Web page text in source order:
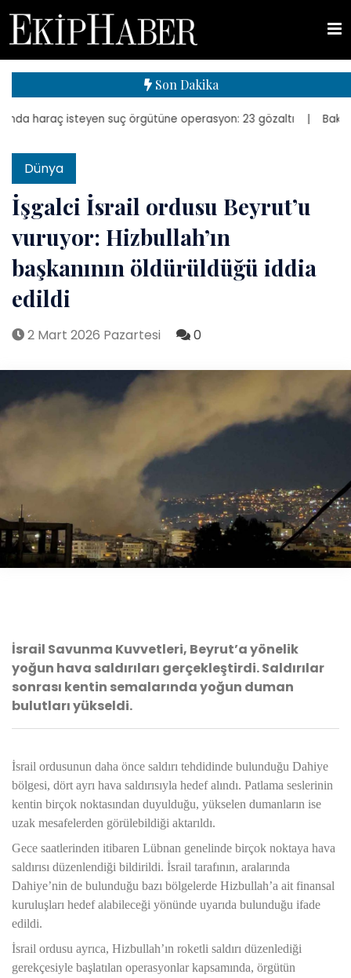
Son Dakika
haraç isteyen suç örgütüne operasyon: 23 gözaltı | Bakan
Dünya
İşgalci İsrail ordusu Beyrut’u
vuruyor: Hizbullah’ın
başkanının öldürüldüğü iddia
edildi
2 Mart 2026 Pazartesi 0
İsrail Savunma Kuvvetleri, Beyrut’a yönelik
yoğun hava saldırıları gerçekleştirdi. Saldırılar
sonrası kentin semalarında yoğun duman
bulutları yükseldi.
İsrail ordusunun daha önce saldırı tehdidinde bulunduğu Dahiye
bölgesi, dört ayrı hava saldırısıyla hedef alındı. Patlama seslerinin
kentin birçok noktasından duyulduğu, yükselen dumanların ise
uzak mesafelerden görülebildiği aktarıldı.
Gece saatlerinden itibaren Lübnan genelinde birçok noktaya hava
saldırısı düzenlendiği bildirildi. İsrail tarafının, aralarında
Dahiye’nin de bulunduğu bazı bölgelerde Hizbullah’a ait finansal
kuruluşları hedef alabileceği yönünde uyarıda bulunduğu ifade
edildi.
İsrail ordusu ayrıca, Hizbullah’ın roketli saldırı düzenlediği
gerekçesiyle başlatılan operasyonlar kapsamında, örgütün